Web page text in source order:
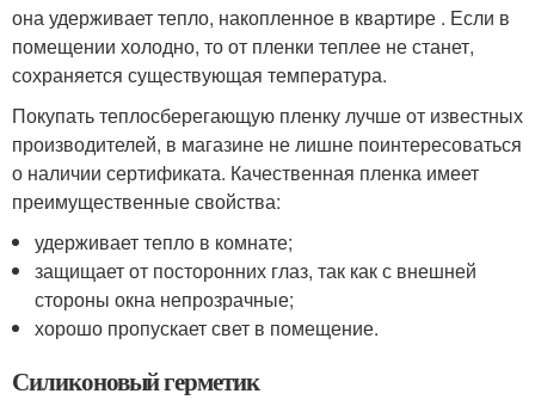
она удерживает тепло, накопленное в квартире . Если в
помещении холодно, то от пленки теплее не станет,
сохраняется существующая температура.
Покупать теплосберегающую пленку лучше от известных
производителей, в магазине не лишне поинтересоваться
о наличии сертификата. Качественная пленка имеет
преимущественные свойства:
удерживает тепло в комнате;
защищает от посторонних глаз, так как с внешней
стороны окна непрозрачные;
хорошо пропускает свет в помещение.
Силиконовый герметик